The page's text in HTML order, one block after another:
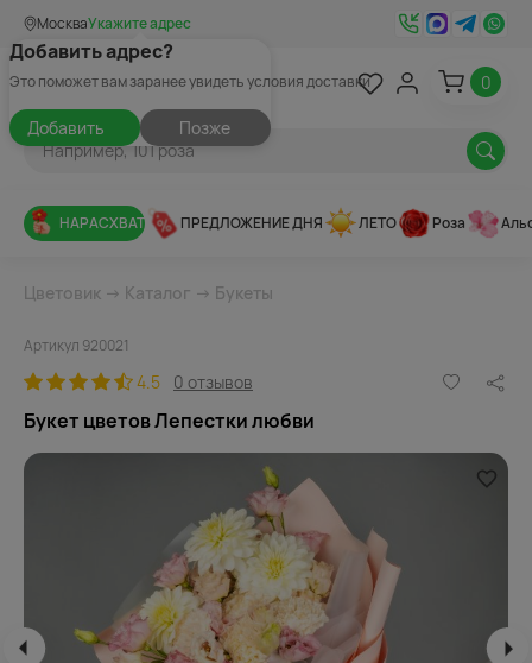
МоскваУкажите адрес
Добавить адрес?
Это поможет вам заранее увидеть условия доставки
Добавить Позже
0
НАРАСХВАТ ПРЕДЛОЖЕНИЕ ДНЯ ЛЕТО Роза
Цветовик → Каталог → Букеты
Артикул 920021
4.5 0 отзывов
Букет цветов Лепестки любви